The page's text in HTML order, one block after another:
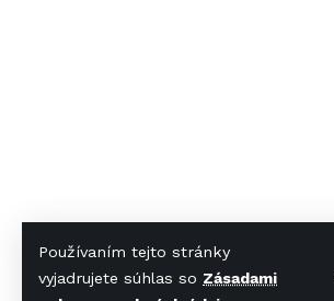
Používaním tejto stránky
vyjadrujete súhlas so Zásadami